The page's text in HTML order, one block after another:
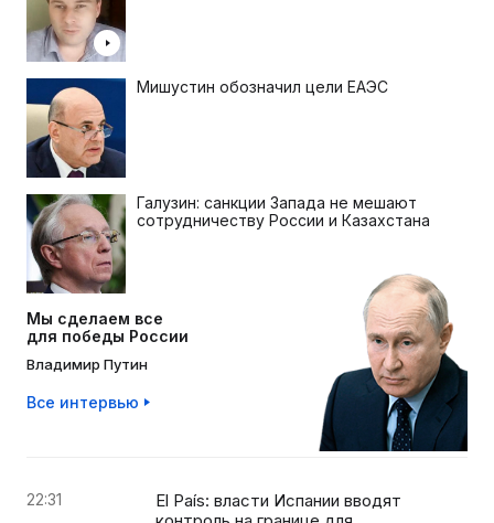
Мишустин обозначил цели ЕАЭС
Галузин: санкции Запада не мешают
сотрудничеству России и Казахстана
Мы сделаем все
для победы России
Владимир Путин
Все интервью
22:31
El País: власти Испании вводят